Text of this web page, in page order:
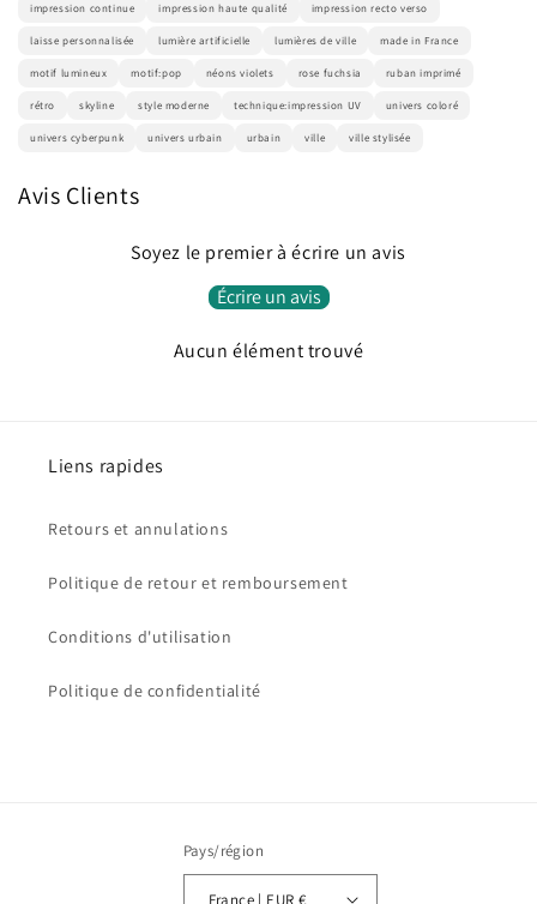
impression continue impression haute qualité impression recto verso
laisse personnalisée lumière artificielle lumières de ville made in France
motif lumineux motif:pop néons violets rose fuchsia ruban imprimé
rétro skyline style moderne technique:impression UV univers coloré
univers cyberpunk univers urbain urbain ville ville stylisée
Avis Clients
Soyez le premier à écrire un avis
Écrire un avis
Aucun élément trouvé
Liens rapides
Retours et annulations
Politique de retour et remboursement
Conditions d'utilisation
Politique de confidentialité
Pays/région
France | EUR €